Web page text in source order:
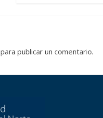
para publicar un comentario.